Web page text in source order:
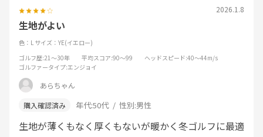
2026.1.8
生地がよい
色：L サイズ：YE(イエロー)
ゴルフ歴:21～30年 平均スコア:90～99 ヘッドスピード:40～44m/s
ゴルファータイプ:エンジョイ
あらちゃん
年代:50代 性別:男性
生地が薄くもなく厚くもないが暖かく冬ゴルフに最適